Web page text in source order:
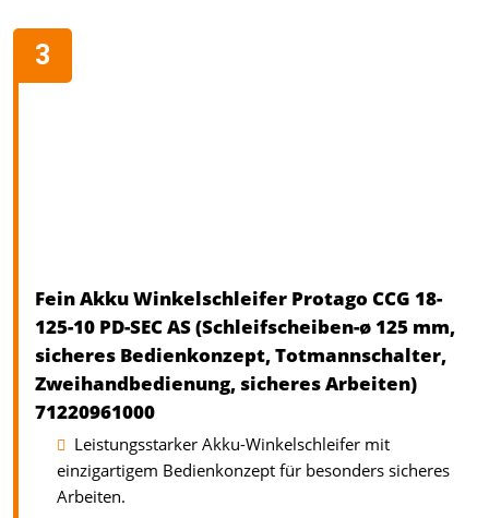
Fein Akku Winkelschleifer Protago CCG 18-
125-10 PD-SEC AS (Schleifscheiben-ø 125 mm,
sicheres Bedienkonzept, Totmannschalter,
Zweihandbedienung, sicheres Arbeiten)
71220961000
Leistungsstarker Akku-Winkelschleifer mit
einzigartigem Bedienkonzept für besonders sicheres
Arbeiten.